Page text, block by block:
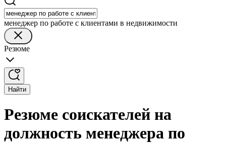
менеджер по работе с клиентами в недвижимости
Резюме
Найти
Резюме соискателей на
должность менеджера по